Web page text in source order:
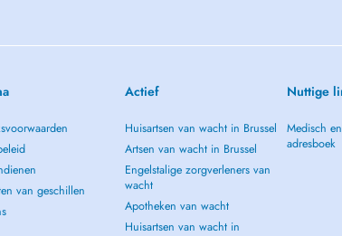
van geschillen
Actief
Huisartsen van wacht in Brussel
Artsen van wacht in Brussel
Engelstalige zorgverleners van
wacht
Apotheken van wacht
Huisartsen van wacht in
Nuttige
Medisch
adresboek